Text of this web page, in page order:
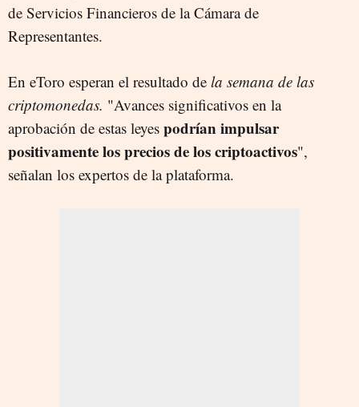
de Servicios Financieros de la Cámara de
Representantes.
En eToro esperan el resultado de la semana de las
criptomonedas. "Avances significativos en la
aprobación de estas leyes podrían impulsar
positivamente los precios de los criptoactivos",
señalan los expertos de la plataforma.